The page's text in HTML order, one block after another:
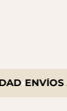
ENVÍOS A